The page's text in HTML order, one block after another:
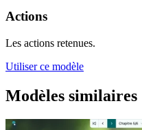
Actions
Les actions retenues.
Utiliser ce modèle
Modèles similaires